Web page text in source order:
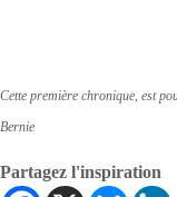
Cette première chronique, est
Bernie
Partagez l'inspiration